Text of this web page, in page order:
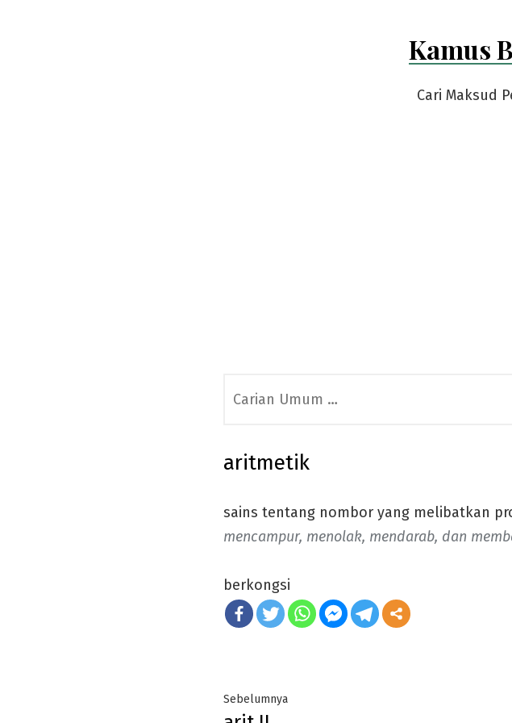
Kamus
Cari Maksud
for:
aritmetik
sains tentang nombor yang melibatkan
mencampur, menolak, mendarab, dan
berkongsi
Post
SebelumnyaPrevious